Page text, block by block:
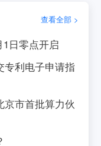
查看全部 >
日零点开启
专利电子申请指
京市首批算力伙